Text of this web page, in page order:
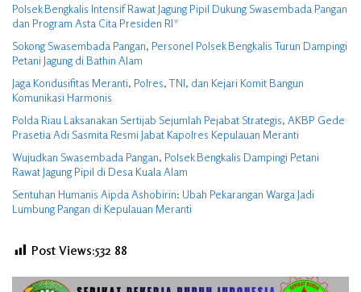
Polsek Bengkalis Intensif Rawat Jagung Pipil Dukung Swasembada Pangan
dan Program Asta Cita Presiden RI*
Sokong Swasembada Pangan, Personel Polsek Bengkalis Turun Dampingi
Petani Jagung di Bathin Alam
Jaga Kondusifitas Meranti, Polres, TNI, dan Kejari Komit Bangun
Komunikasi Harmonis
Polda Riau Laksanakan Sertijab Sejumlah Pejabat Strategis, AKBP Gede
Prasetia Adi Sasmita Resmi Jabat Kapolres Kepulauan Meranti
Wujudkan Swasembada Pangan, Polsek Bengkalis Dampingi Petani
Rawat Jagung Pipil di Desa Kuala Alam
Sentuhan Humanis Aipda Ashobirin: Ubah Pekarangan Warga Jadi
Lumbung Pangan di Kepulauan Meranti
Post Views:532 88